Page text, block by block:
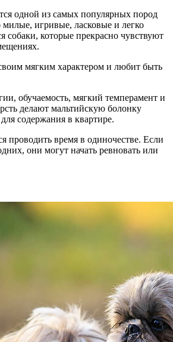
одной из самых популярных пород
милые, игривые, ласковые и легко
собаки, которые прекрасно чувствуют
мягким характером и любит быть
обучаемость, мягкий темперамент и
делают мальтийскую болонку
содержания в квартире.
проводить время в одиночестве. Если
они могут начать ревновать или